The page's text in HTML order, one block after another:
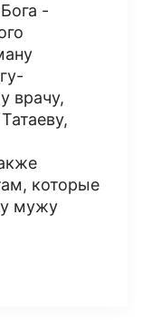
-
врачу,
которые
мужу